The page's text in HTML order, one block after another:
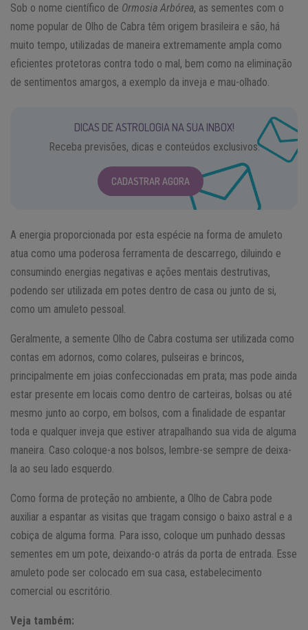
Sob o nome científico de Ormosia Arbórea, as sementes com o
nome popular de Olho de Cabra têm origem brasileira e são, há
muito tempo, utilizadas de maneira extremamente ampla como
eficientes protetoras contra todo o mal, bem como na eliminação
de sentimentos amargos, a exemplo da inveja e mau-olhado.
DICAS DE ASTROLOGIA NA SUA INBOX!
Receba previsões, dicas e conteúdos exclusivos.
CADASTRAR AGORA
A energia proporcionada por esta espécie na forma de amuleto
atua como uma poderosa ferramenta de descarrego, diluindo e
consumindo energias negativas e ações mentais destrutivas,
podendo ser utilizada em potes dentro de casa ou junto de si,
como um amuleto pessoal.
Geralmente, a semente Olho de Cabra costuma ser utilizada como
contas em adornos, como colares, pulseiras e brincos,
principalmente em joias confeccionadas em prata; mas pode ainda
estar presente em locais como dentro de carteiras, bolsas ou até
mesmo junto ao corpo, em bolsos, com a finalidade de espantar
toda e qualquer inveja que estiver atrapalhando sua vida de alguma
maneira. Caso coloque-a nos bolsos, lembre-se sempre de deixa-
la ao seu lado esquerdo.
Como forma de proteção no ambiente, a Olho de Cabra pode
auxiliar a espantar as visitas que tragam consigo o baixo astral e a
cobiça de alguma forma. Para isso, coloque um punhado dessas
sementes em um pote, deixando-o atrás da porta de entrada. Esse
amuleto pode ser colocado em sua casa, estabelecimento
comercial ou escritório.
Veja também: